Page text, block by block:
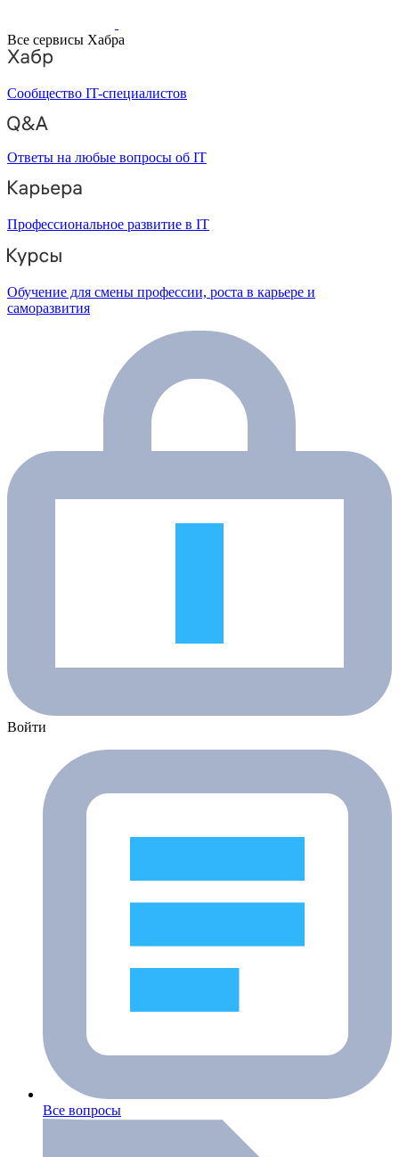
Все сервисы Хабра
Сообщество IT-специалистов
Ответы на любые вопросы об IT
Профессиональное развитие в IT
Обучение для смены профессии, роста в карьере и
саморазвития
Войти
Все вопросы